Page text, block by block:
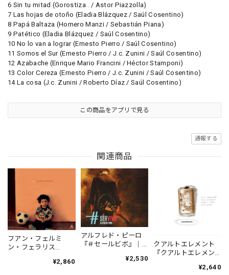
6 Sin tu mitad (Gorostiza . / Astor Piazzolla)
7 Las hojas de otoño (Eladia Blázquez / Saúl Cosentino)
8 Papá Baltaza (Homero Manzi / Sebastián Piana)
9 Patético (Eladia Blázquez / Saúl Cosentino)
10 No lo van a lograr (Ernesto Pierro / Saúl Cosentino)
11 Somos el Sur (Ernesto Pierro / J.c. Zunini / Saúl Cosentino)
12 Azabache (Enrique Mario Francini / Héctor Stamponi)
13 Color Cereza (Ernesto Pierro / J.c. Zunini / Saúl Cosentino)
14 La cosa (J.c. Zunini / Roberto Díaz / Saúl Cosentino)
この商品をアプリで見る
通報する
関連商品
フアン・フェルミ
ン・フェラリス
¥2,860
アルフレド・ピーロ
『＃セールビボ』｜
PIRO『#SERVIVO』
¥2,530
クアルトエレメント
『クアルトエレメン
Cuartoelemento『Cu
¥2,640